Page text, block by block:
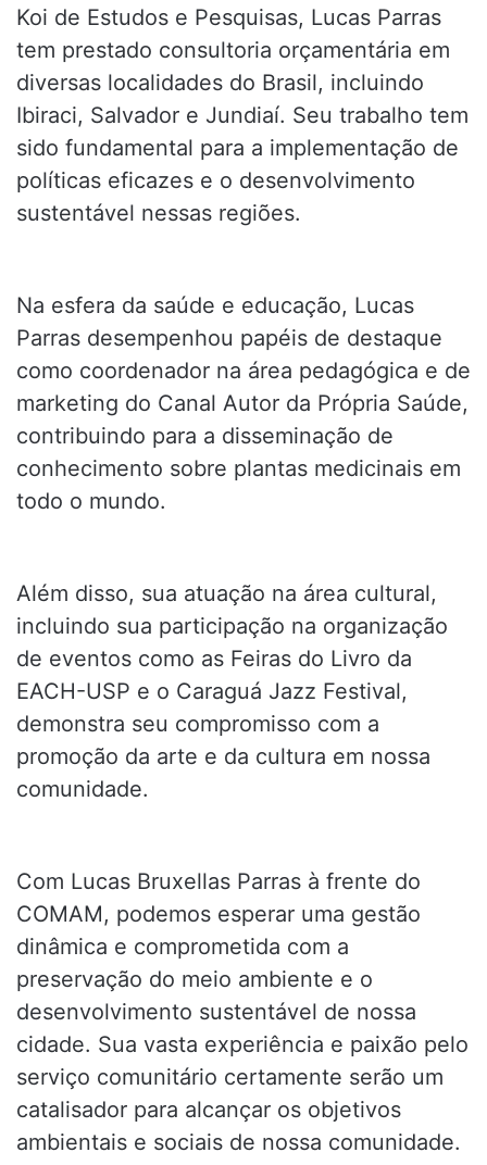
Koi de Estudos e Pesquisas, Lucas Parras
tem prestado consultoria orçamentária em
diversas localidades do Brasil, incluindo
Ibiraci, Salvador e Jundiaí. Seu trabalho tem
sido fundamental para a implementação de
políticas eficazes e o desenvolvimento
sustentável nessas regiões.
Na esfera da saúde e educação, Lucas
Parras desempenhou papéis de destaque
como coordenador na área pedagógica e de
marketing do Canal Autor da Própria Saúde,
contribuindo para a disseminação de
conhecimento sobre plantas medicinais em
todo o mundo.
Além disso, sua atuação na área cultural,
incluindo sua participação na organização
de eventos como as Feiras do Livro da
EACH-USP e o Caraguá Jazz Festival,
demonstra seu compromisso com a
promoção da arte e da cultura em nossa
comunidade.
Com Lucas Bruxellas Parras à frente do
COMAM, podemos esperar uma gestão
dinâmica e comprometida com a
preservação do meio ambiente e o
desenvolvimento sustentável de nossa
cidade. Sua vasta experiência e paixão pelo
serviço comunitário certamente serão um
catalisador para alcançar os objetivos
ambientais e sociais de nossa comunidade.